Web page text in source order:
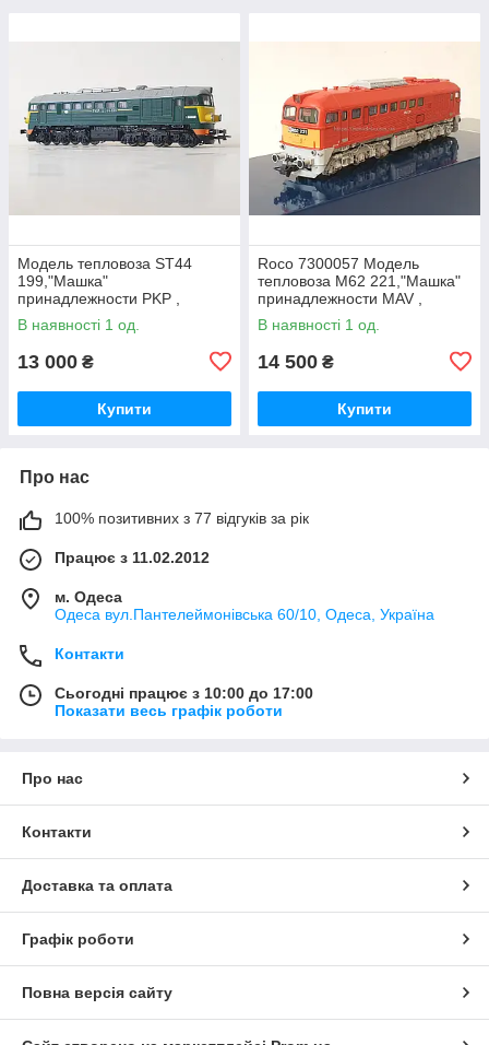
Модель тепловоза ST44
199,"Машка"
принадлежности PKP ,
масштаб H0 1:87
В наявності 1 од.
13 000 ₴
Купити
Roco 7300057 Модель
тепловоза M62 221,"Машка"
принадлежности MAV ,
масштаб H0 1:87
В наявності 1 од.
14 500 ₴
Купити
Про нас
100% позитивних з 77 відгуків за рік
Працює з 11.02.2012
м. Одеса
Одеса вул.Пантелеймонівська 60/10, Одеса, Україна
Контакти
Сьогодні працює з 10:00 до 17:00
Показати весь графік роботи
Про нас
Контакти
Доставка та оплата
Графік роботи
Повна версія сайту